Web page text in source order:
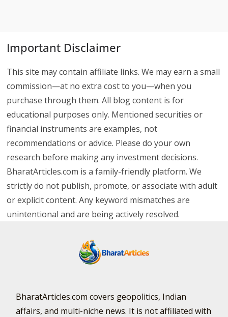
Important Disclaimer
This site may contain affiliate links. We may earn a small
commission—at no extra cost to you—when you
purchase through them. All blog content is for
educational purposes only. Mentioned securities or
financial instruments are examples, not
recommendations or advice. Please do your own
research before making any investment decisions.
BharatArticles.com is a family-friendly platform. We
strictly do not publish, promote, or associate with adult
or explicit content. Any keyword mismatches are
unintentional and are being actively resolved.
BharatArticles.com covers geopolitics, Indian
affairs, and multi-niche news. It is not affiliated with